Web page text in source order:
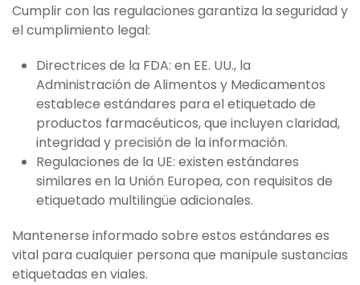
Cumplir con las regulaciones garantiza la seguridad y
el cumplimiento legal:
Directrices de la FDA: en EE. UU., la
Administración de Alimentos y Medicamentos
establece estándares para el etiquetado de
productos farmacéuticos, que incluyen claridad,
integridad y precisión de la información.
Regulaciones de la UE: existen estándares
similares en la Unión Europea, con requisitos de
etiquetado multilingüe adicionales.
Mantenerse informado sobre estos estándares es
vital para cualquier persona que manipule sustancias
etiquetadas en viales.